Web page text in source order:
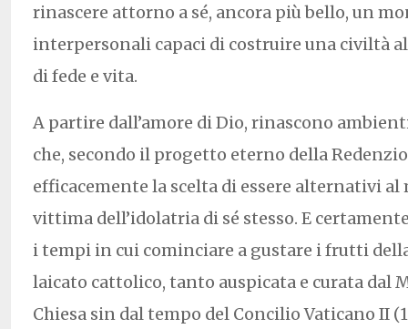
rinascere attorno a sé, ancora più bello, un
interpersonali capaci di costruire una civiltà
di fede e vita.
A partire dall’amore di Dio, rinascono
che, secondo il progetto eterno della
efficacemente la scelta di essere alternativi al
vittima dell’idolatria di sé stesso. E
i tempi in cui cominciare a gustare i frutti
laicato cattolico, tanto auspicata e curata dal
Chiesa sin dal tempo del Concilio Vaticano II